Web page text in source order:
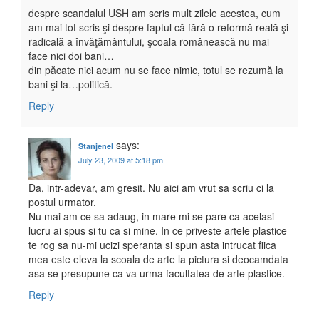
despre scandalul USH am scris mult zilele acestea, cum
am mai tot scris şi despre faptul că fără o reformă reală şi
radicală a învăţământului, şcoala românească nu mai
face nici doi bani…
din păcate nici acum nu se face nimic, totul se rezumă la
bani şi la…politică.
Reply
Stanjenel says:
July 23, 2009 at 5:18 pm
Da, intr-adevar, am gresit. Nu aici am vrut sa scriu ci la
postul urmator.
Nu mai am ce sa adaug, in mare mi se pare ca acelasi
lucru ai spus si tu ca si mine. In ce priveste artele plastice
te rog sa nu-mi ucizi speranta si spun asta intrucat fiica
mea este eleva la scoala de arte la pictura si deocamdata
asa se presupune ca va urma facultatea de arte plastice.
Reply